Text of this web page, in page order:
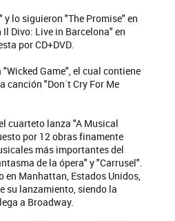
y lo siguieron "The Promise" en
Divo: Live in Barcelona" en
por CD+DVD.
Game", el cual contiene
canción "Don´t Cry For Me
cuarteto lanza "A Musical
por 12 obras finamente
más importantes del
de la ópera" y "Carrusel".
en Manhattan, Estados Unidos,
su lanzamiento, siendo la
a Broadway.